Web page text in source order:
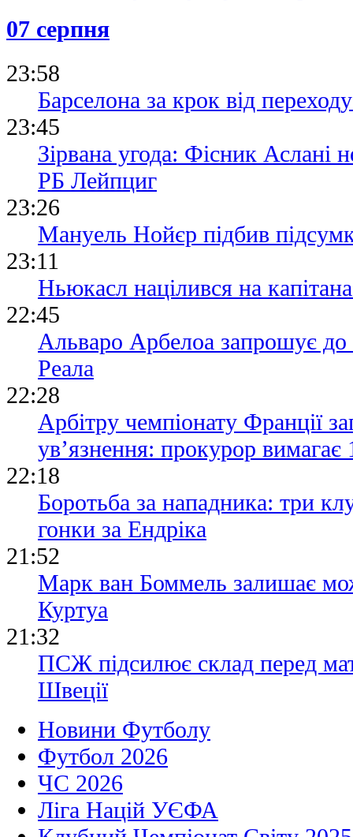
07 серпня
23:58
Барселона за крок від
23:45
Зірвана угода: Фісник
РБ Лейпциг
23:26
Мануель Нойєр підбив
23:11
Ньюкасл націлився на капітана
22:45
Альваро Арбелоа запрошує до
Реала
22:28
Арбітру чемпіонату Франції
ув’язнення: прокурор вимагає
22:18
Боротьба за нападника: три
гонки за Ендріка
21:52
Марк ван Боммель залишає
Куртуа
21:32
ПСЖ підсилює склад перед
Швеції
Новини Футболу
Футбол 2026
ЧС 2026
Ліга Націй УЄФА